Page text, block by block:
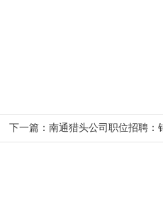
下一篇： 南通猎头公司职位招聘：